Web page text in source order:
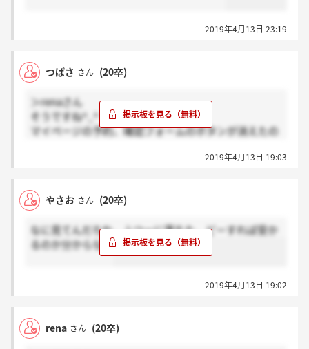
2019年4月13日 23:19
つばさ さん (20卒)
＞renaさん
そうですね^_^
マイページの予約、確認フォームのボタンが消えたの
2019年4月13日 19:03
やさお さん (20卒)
なに見てんだろね、ふつーに落ちた、どーすれば受か
るのか分からない
2019年4月13日 19:02
rena さん (20卒)